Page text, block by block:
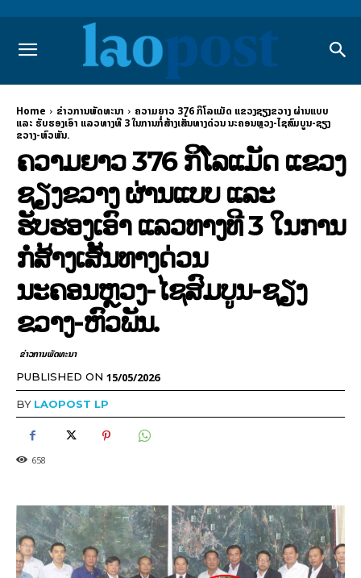
Home ຂ່າວການພັດທະນາ
ຄວາມຍາວ 376 ກິໂລແມັດ ແຂວງຊຽງຂວາງ ຜ່ານແບບ
ແລະ ຮັບຮອງເອົາ ແລວທາງທີ 3 ໃນການກໍ່ສ້າງເສັ້ນທາງດ່ວນ ນະຄອນຫຼວງ-ໄຊສົມບູນ-ຊຽງ
ຂວາງ-ຫົວພັນ.
ຄວາມຍາວ 376 ກິໂລແມັດ ແຂວງ
ຊຽງຂວາງ ຜ່ານແບບ ແລະ
ຮັບຮອງເອົາ ແລວທາງທີ 3 ໃນການ
ກໍ່ສ້າງເສັ້ນທາງດ່ວນ
ນະຄອນຫຼວງ-ໄຊສົມບູນ-ຊຽງ
ຂວາງ-ຫົວພັນ.
ຂ່າວການພັດທະນາ
PUBLISHED ON 15/05/2026
BY LAOPOST LP
658